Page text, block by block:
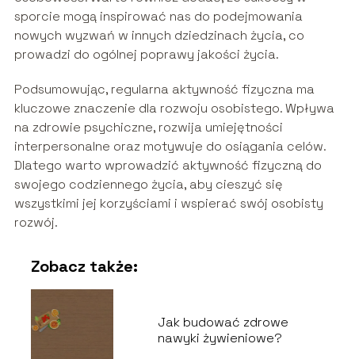
sporcie mogą inspirować nas do podejmowania
nowych wyzwań w innych dziedzinach życia, co
prowadzi do ogólnej poprawy jakości życia.
Podsumowując, regularna aktywność fizyczna ma
kluczowe znaczenie dla rozwoju osobistego. Wpływa
na zdrowie psychiczne, rozwija umiejętności
interpersonalne oraz motywuje do osiągania celów.
Dlatego warto wprowadzić aktywność fizyczną do
swojego codziennego życia, aby cieszyć się
wszystkimi jej korzyściami i wspierać swój osobisty
rozwój.
Zobacz także:
Jak budować zdrowe
nawyki żywieniowe?